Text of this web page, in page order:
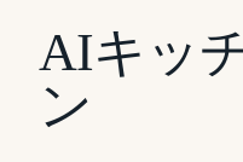
AIキッ
ン